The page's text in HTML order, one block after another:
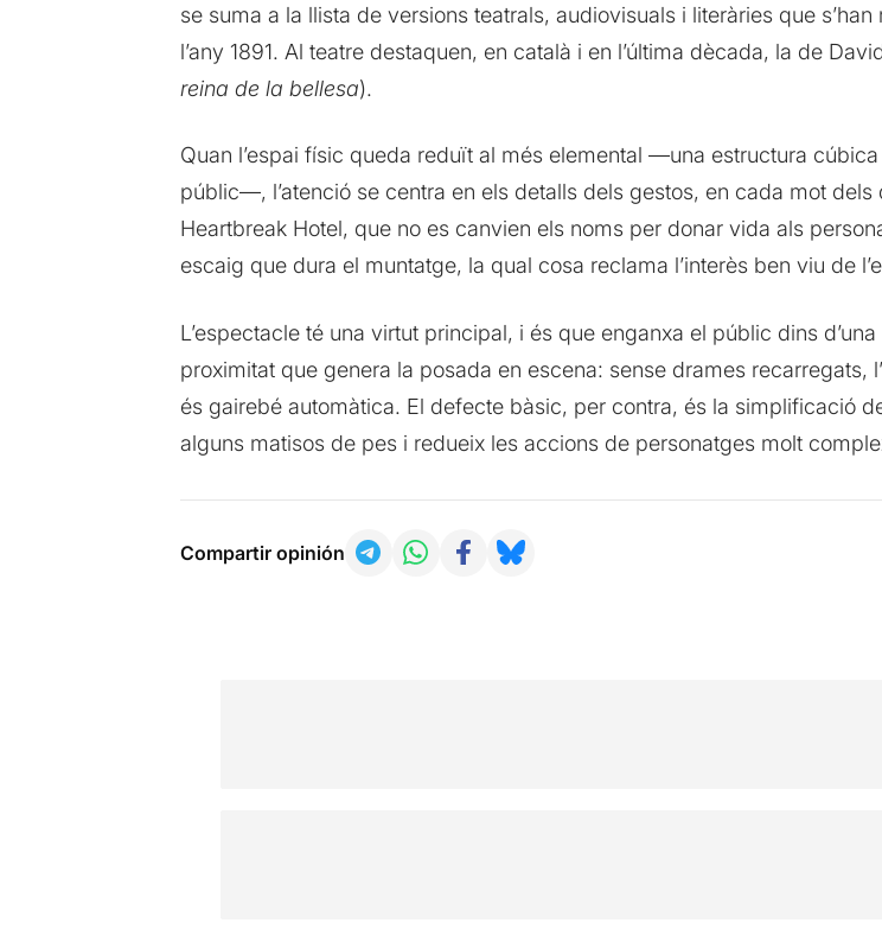
se suma a la llista de versions teatrals, audiovisuals i literàries que
l’any 1891. Al teatre destaquen, en català i en l’última dècada, la de
reina de la bellesa).
Quan l’espai físic queda reduït al més elemental —una estructura
públic—, l’atenció se centra en els detalls dels gestos, en cada mot
Heartbreak Hotel, que no es canvien els noms per donar vida als
escaig que dura el muntatge, la qual cosa reclama l’interès ben viu de
L’espectacle té una virtut principal, i és que enganxa el públic dins
proximitat que genera la posada en escena: sense drames recarregats,
és gairebé automàtica. El defecte bàsic, per contra, és la simplificació
alguns matisos de pes i redueix les accions de personatges molt
Compartir opinión